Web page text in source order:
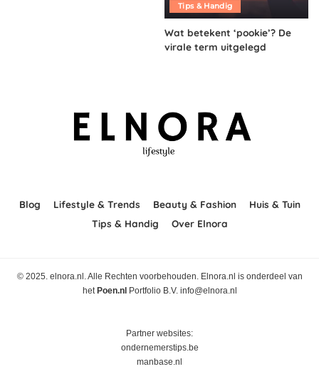
Tips & Handig
Wat betekent ‘pookie’? De
virale term uitgelegd
Blog Lifestyle & Trends Beauty & Fashion
Huis & Tuin
Tips & Handig
Over Elnora
© 2025. elnora.nl. Alle Rechten voorbehouden. Elnora.nl is onderdeel van
het Poen.nlPortfolio B.V. info@elnora.nl
Partner websites:
ondernemerstips.be
manbase.nl